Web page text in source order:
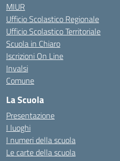
MIUR
Ufficio Scolastico Regionale
Ufficio Scolastico Territoriale
Scuola in Chiaro
Iscrizioni On Line
Invalsi
Comune
La Scuola
Presentazione
I luoghi
I numeri della scuola
Le carte della scuola